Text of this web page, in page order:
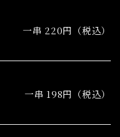
一串 220円（税込）
一串 198円（税込）